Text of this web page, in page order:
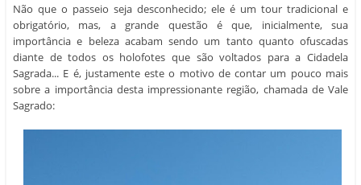
Não que o passeio seja desconhecido; ele é um tour tradicional e
obrigatório, mas, a grande questão é que, inicialmente, sua
importância e beleza acabam sendo um tanto quanto ofuscadas
diante de todos os holofotes que são voltados para a Cidadela
Sagrada... E é, justamente este o motivo de contar um pouco mais
sobre a importância desta impressionante região, chamada de Vale
Sagrado: